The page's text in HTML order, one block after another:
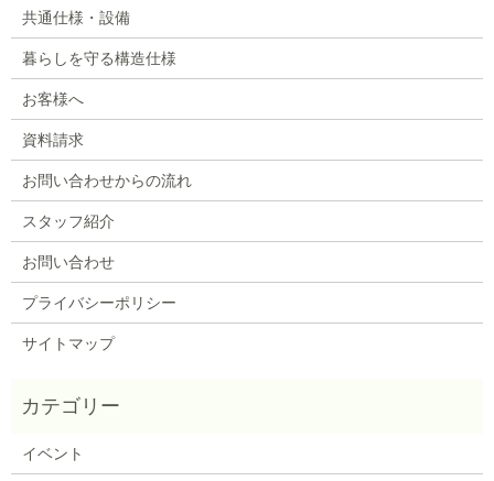
共通仕様・設備
暮らしを守る構造仕様
お客様へ
資料請求
お問い合わせからの流れ
スタッフ紹介
お問い合わせ
プライバシーポリシー
サイトマップ
イベント